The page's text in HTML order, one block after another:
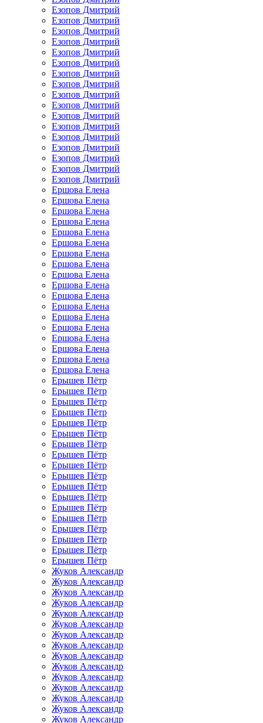
Езопов Дмитрий
Езопов Дмитрий
Езопов Дмитрий
Езопов Дмитрий
Езопов Дмитрий
Езопов Дмитрий
Езопов Дмитрий
Езопов Дмитрий
Езопов Дмитрий
Езопов Дмитрий
Езопов Дмитрий
Езопов Дмитрий
Езопов Дмитрий
Езопов Дмитрий
Езопов Дмитрий
Езопов Дмитрий
Езопов Дмитрий
Ершова Елена
Ершова Елена
Ершова Елена
Ершова Елена
Ершова Елена
Ершова Елена
Ершова Елена
Ершова Елена
Ершова Елена
Ершова Елена
Ершова Елена
Ершова Елена
Ершова Елена
Ершова Елена
Ершова Елена
Ершова Елена
Ершова Елена
Ершова Елена
Ерышев Пётр
Ерышев Пётр
Ерышев Пётр
Ерышев Пётр
Ерышев Пётр
Ерышев Пётр
Ерышев Пётр
Ерышев Пётр
Ерышев Пётр
Ерышев Пётр
Ерышев Пётр
Ерышев Пётр
Ерышев Пётр
Ерышев Пётр
Ерышев Пётр
Ерышев Пётр
Ерышев Пётр
Ерышев Пётр
Жуков Александр
Жуков Александр
Жуков Александр
Жуков Александр
Жуков Александр
Жуков Александр
Жуков Александр
Жуков Александр
Жуков Александр
Жуков Александр
Жуков Александр
Жуков Александр
Жуков Александр
Жуков Александр
Жуков Александр